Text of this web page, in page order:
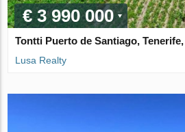
€ 3 990 000
Tontti Puerto de Santiago,
Lusa Realty